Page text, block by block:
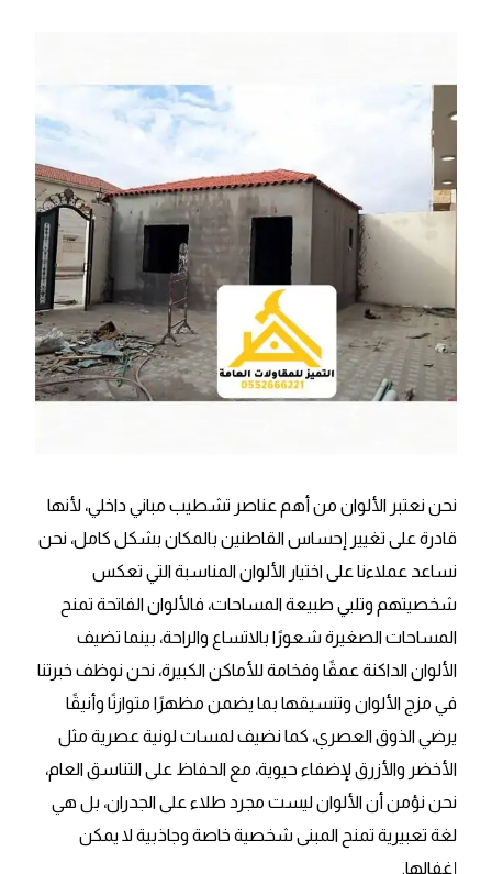
نحن نعتبر الألوان من أهم عناصر تشطيب مباني داخلي، لأنها
قادرة على تغيير إحساس القاطنين بالمكان بشكل كامل، نحن
نساعد عملاءنا على اختيار الألوان المناسبة التي تعكس
شخصيتهم وتلبي طبيعة المساحات، فالألوان الفاتحة تمنح
المساحات الصغيرة شعورًا بالاتساع والراحة، بينما تضيف
الألوان الداكنة عمقًا وفخامة للأماكن الكبيرة، نحن نوظف خبرتنا
في مزج الألوان وتنسيقها بما يضمن مظهرًا متوازنًا وأنيقًا
يرضي الذوق العصري، كما نضيف لمسات لونية عصرية مثل
الأخضر والأزرق لإضفاء حيوية، مع الحفاظ على التناسق العام،
نحن نؤمن أن الألوان ليست مجرد طلاء على الجدران، بل هي
لغة تعبيرية تمنح المبنى شخصية خاصة وجاذبية لا يمكن
إغفالها.